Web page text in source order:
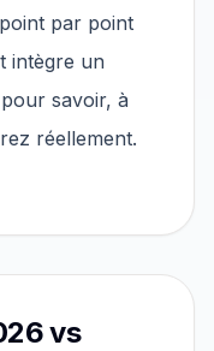
par point
intègre un
savoir, à
réellement.
vs